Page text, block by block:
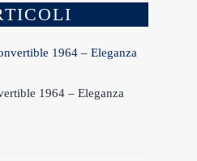
1964 – Eleganza